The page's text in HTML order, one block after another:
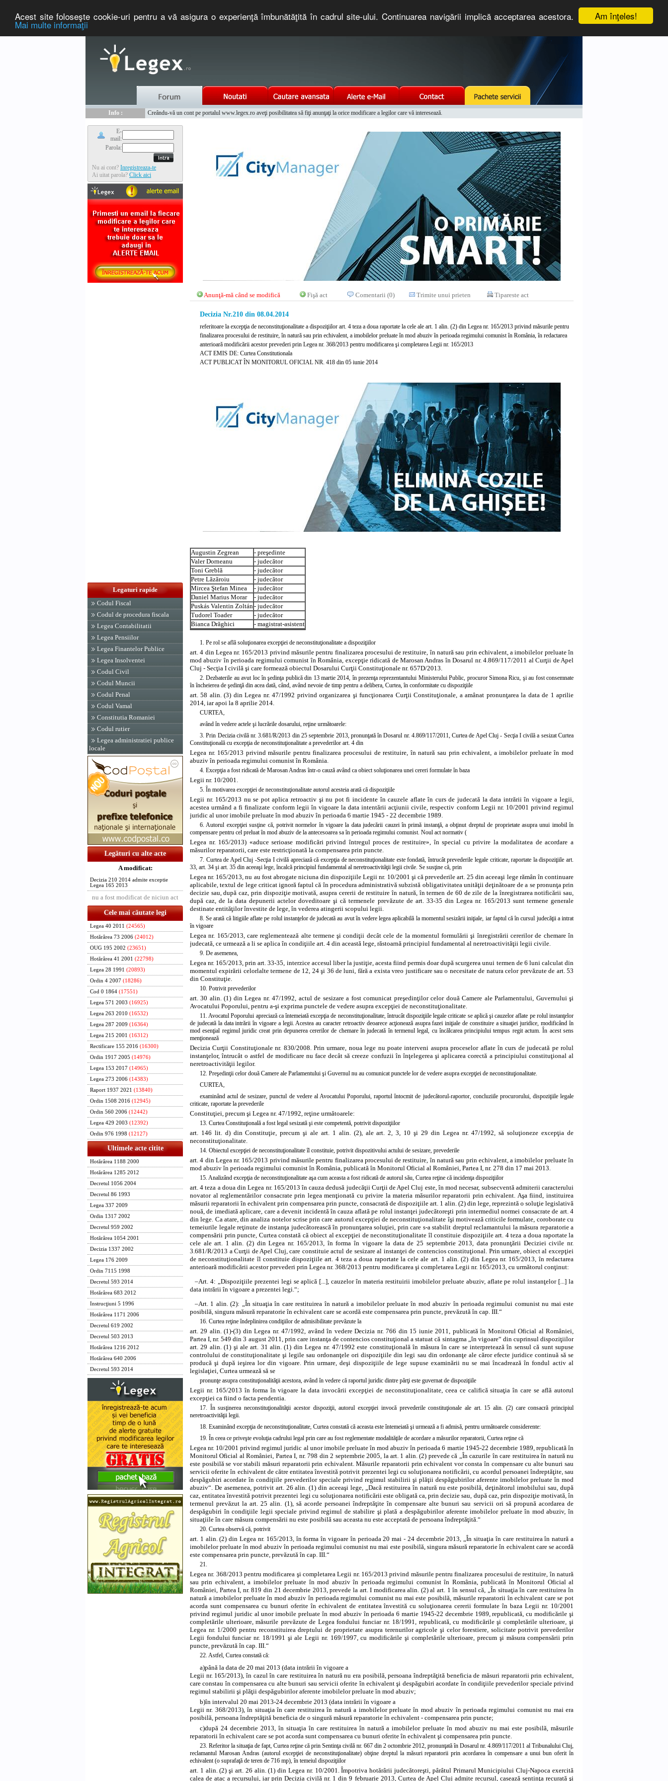
Am înţeles!
Acest site foloseşte cookie-uri pentru a vă asigura o experienţă îmbunătăţită în cadrul site-ului. Continuarea navigării implică acceptarea acestora.
Mai multe informaţii
Info :
Creându-vă un cont pe portalul www.legex.ro aveţi posibilitatea să fiţi anunţaţi la orice modificare a legilor care vă interesează.
E-
mail:
Parola:
Nu ai cont? Inregistreaza-te
Ai uitat parola? Click aici
Legaturi rapide
Codul Fiscal
Codul de procedura fiscala
Legea Contabilitatii
Legea Pensiilor
Legea Finantelor Publice
Legea Insolventei
Codul Civil
Codul Muncii
Codul Penal
Codul Vamal
Constitutia Romaniei
Codul rutier
Legea administratiei publice
locale
Legături cu alte acte
A modificat:
Decizia 210 2014 admite exceptie
Legea 165 2013
nu a fost modificat de niciun act
Cele mai căutate legi
Legea 40 2011 (24565)
Hotărârea 73 2006 (24012)
OUG 195 2002 (23651)
Hotărârea 41 2001 (22798)
Legea 28 1991 (20893)
Ordin 4 2007 (18286)
Cod 0 1864 (17551)
Legea 571 2003 (16925)
Legea 263 2010 (16532)
Legea 287 2009 (16364)
Legea 215 2001 (16312)
Rectificare 155 2016 (16300)
Ordin 1917 2005 (14976)
Legea 153 2017 (14965)
Legea 273 2006 (14383)
Raport 1937 2021 (13840)
Ordin 1508 2016 (12945)
Ordin 560 2006 (12442)
Legea 429 2003 (12392)
Ordin 976 1998 (12127)
Ultimele acte citite
Hotărârea 1188 2000
Hotărârea 1285 2012
Decretul 1056 2004
Decretul 86 1993
Legea 337 2009
Ordin 1317 2002
Decretul 959 2002
Hotărârea 1054 2001
Decizia 1337 2002
Legea 176 2009
Ordin 7115 1998
Decretul 593 2014
Hotărârea 683 2012
Instrucţiuni 5 1996
Hotărârea 1171 2006
Decretul 619 2002
Decretul 503 2013
Hotărârea 1216 2012
Hotărârea 640 2006
Decretul 593 2014
Anunţă-mă când se modifică Fişă act Comentarii (0) Trimite unui prieten Tipareste act
Decizia Nr.210 din 08.04.2014
referitoare la excepţia de neconstituţionalitate a dispoziţiilor art. 4 teza a doua raportate la cele ale art. 1 alin. (2) din Legea nr. 165/2013 privind măsurile pentru
finalizarea procesului de restituire, în natură sau prin echivalent, a imobilelor preluate în mod abuziv în perioada regimului comunist în România, în redactarea
anterioară modificării acestor prevederi prin Legea nr. 368/2013 pentru modificarea şi completarea Legii nr. 165/2013
ACT EMIS DE: Curtea Constitutionala
ACT PUBLICAT ÎN MONITORUL OFICIAL NR. 418 din 05 iunie 2014
Augustin Zegrean
- preşedinte
Valer Dorneanu
- judecător
Toni Greblă
- judecător
Petre Lăzăroiu
- judecător
Mircea Ştefan Minea
- judecător
Daniel Marius Morar
- judecător
Puskás Valentin Zoltán- judecător
Tudorel Toader
- judecător
Bianca Drăghici
- magistrat-asistent
1. Pe rol se află soluţionarea excepţiei de neconstituţionalitate a dispoziţiilor
art. 4 din Legea nr. 165/2013 privind măsurile pentru finalizarea procesului de restituire, în natură sau prin echivalent, a imobilelor preluate în
mod abuziv în perioada regimului comunist în România, excepţie ridicată de Marosan Andras în Dosarul nr. 4.869/117/2011 al Curţii de Apel
Cluj - Secţia I civilă şi care formează obiectul Dosarului Curţii Constituţionale nr. 657D/2013.
2. Dezbaterile au avut loc în şedinţa publică din 13 martie 2014, în prezenţa reprezentantului Ministerului Public, procuror Simona Ricu, şi au fost consemnate
în încheierea de şedinţă din acea dată, când, având nevoie de timp pentru a delibera, Curtea, în conformitate cu dispoziţiile
art. 58 alin. (3) din Legea nr. 47/1992 privind organizarea şi funcţionarea Curţii Constituţionale, a amânat pronunţarea la data de 1 aprilie
2014, iar apoi la 8 aprilie 2014.
CURTEA,
având în vedere actele şi lucrările dosarului, reţine următoarele:
3. Prin Decizia civilă nr. 3.681/R/2013 din 25 septembrie 2013, pronunţată în Dosarul nr. 4.869/117/2011, Curtea de Apel Cluj - Secţia I civilă a sesizat Curtea
Constituţională cu excepţia de neconstituţionalitate a prevederilor art. 4 din
Legea nr. 165/2013 privind măsurile pentru finalizarea procesului de restituire, în natură sau prin echivalent, a imobilelor preluate în mod
abuziv în perioada regimului comunist în România.
4. Excepţia a fost ridicată de Marosan Andras într-o cauză având ca obiect soluţionarea unei cereri formulate în baza
Legii nr. 10/2001.
5. În motivarea excepţiei de neconstituţionalitate autorul acesteia arată că dispoziţiile
Legii nr. 165/2013 nu se pot aplica retroactiv şi nu pot fi incidente în cauzele aflate în curs de judecată la data intrării în vigoare a legii,
acestea urmând a fi finalizate conform legii în vigoare la data intentării acţiunii civile, respectiv conform Legii nr. 10/2001 privind regimul
juridic al unor imobile preluate în mod abuziv în perioada 6 martie 1945 - 22 decembrie 1989.
6. Autorul excepţiei susţine că, potrivit normelor în vigoare la data judecării cauzei în primă instanţă, a obţinut dreptul de proprietate asupra unui imobil în
compensare pentru cel preluat în mod abuziv de la antecesoarea sa în perioada regimului comunist. Noul act normativ (
Legea nr. 165/2013) «aduce serioase modificări privind întregul proces de restituire», în special cu privire la modalitatea de acordare a
măsurilor reparatorii, care este restricţionată la compensarea prin puncte.
7. Curtea de Apel Cluj -Secţia I civilă apreciază că excepţia de neconstituţionalitate este fondată, întrucât prevederile legale criticate, raportate la dispoziţiile art.
33, art. 34 şi art. 35 din aceeaşi lege, încalcă principiul fundamental al neretroactivităţii legii civile. Se susţine că, prin
Legea nr. 165/2013, nu au fost abrogate niciuna din dispoziţiileLegii nr. 10/2001 şi că prevederile art. 25 din aceeaşi lege rămân în continuare
aplicabile, textul de lege criticat ignoră faptul că în procedura administrativă subzistă obligativitatea unităţii deţinătoare de a se pronunţa prin
decizie sau, după caz, prin dispoziţie motivată, asupra cererii de restituire în natură, în termen de 60 de zile de la înregistrarea notificării sau,
după caz, de la data depunerii actelor doveditoare şi că termenele prevăzute de art. 33-35 din Legea nr. 165/2013 sunt termene generale
destinate entităţilor învestite de lege, în vederea atingerii scopului legii.
8. Se arată că litigiile aflate pe rolul instanţelor de judecată au avut în vedere legea aplicabilă la momentul sesizării iniţiale, iar faptul că în cursul judecăţii a intrat
în vigoare
Legea nr. 165/2013, care reglementează alte termene şi condiţii decât cele de la momentul formulării şi înregistrării cererilor de chemare în
judecată, ce urmează a li se aplica în condiţiile art. 4 din această lege, răstoarnă principiul fundamental al neretroactivităţii legii civile.
9. De asemenea,
Legea nr. 165/2013, prin art. 33-35, interzice accesul liber la justiţie, acesta fiind permis doar după scurgerea unui termen de 6 luni calculat din
momentul expirării celorlalte termene de 12, 24 şi 36 de luni, fără a exista vreo justificare sau o necesitate de natura celor prevăzute de art. 53
din Constituţie.
10. Potrivit prevederilor
art. 30 alin. (1) din Legea nr. 47/1992, actul de sesizare a fost comunicat preşedinţilor celor două Camere ale Parlamentului, Guvernului şi
Avocatului Poporului, pentru a-şi exprima punctele de vedere asupra excepţiei de neconstituţionalitate.
11. Avocatul Poporului apreciază ca întemeiată excepţia de neconstituţionalitate, întrucât dispoziţiile legale criticate se aplică şi cauzelor aflate pe rolul instanţelor
de judecată la data intrării în vigoare a legii. Acestea au caracter retroactiv deoarece acţionează asupra fazei iniţiale de constituire a situaţiei juridice, modificând în
mod esenţial regimul juridic creat prin depunerea cererilor de chemare în judecată în termenul legal, cu încălcarea principiului tempus regit actum. În acest sens
menţionează
Decizia Curţii Constituţionale nr. 830/2008. Prin urmare, noua lege nu poate interveni asupra proceselor aflate în curs de judecată pe rolul
instanţelor, întrucât o astfel de modificare nu face decât să creeze confuzii în înţelegerea şi aplicarea corectă a principiului constituţional al
neretroactivităţii legilor.
12. Preşedinţii celor două Camere ale Parlamentului şi Guvernul nu au comunicat punctele lor de vedere asupra excepţiei de neconstituţionalitate.
CURTEA,
examinând actul de sesizare, punctul de vedere al Avocatului Poporului, raportul întocmit de judecătorul-raportor, concluziile procurorului, dispoziţiile legale
criticate, raportate la prevederile
Constituţiei, precum şi Legea nr. 47/1992, reţine următoarele:
13. Curtea Constituţională a fost legal sesizată şi este competentă, potrivit dispoziţiilor
art. 146 lit. d) din Constituţie, precum şi ale art. 1 alin. (2), ale art. 2, 3, 10 şi 29 din Legea nr. 47/1992, să soluţioneze excepţia de
neconstituţionalitate.
14. Obiectul excepţiei de neconstituţionalitate îl constituie, potrivit dispozitivului actului de sesizare, prevederile
art. 4 din Legea nr. 165/2013 privind măsurile pentru finalizarea procesului de restituire, în natură sau prin echivalent, a imobilelor preluate în
mod abuziv în perioada regimului comunist în România, publicată în Monitorul Oficial al României, Partea I, nr. 278 din 17 mai 2013.
15. Analizând excepţia de neconstituţionalitate aşa cum aceasta a fost ridicată de autorul său, Curtea reţine că incidenţa dispoziţiilor
art. 4 teza a doua din Legea nr. 165/2013 în cauza dedusă judecăţii Curţii de Apel Cluj este, în mod necesar, subsecventă admiterii caracterului
novator al reglementărilor consacrate prin legea menţionată cu privire la materia măsurilor reparatorii prin echivalent. Aşa fiind, instituirea
măsurii reparatorii în echivalent prin compensarea prin puncte, consacrată de dispoziţiile art. 1 alin. (2) din lege, reprezintă o soluţie legislativă
nouă, de imediată aplicare, care a devenit incidentă în cauza aflată pe rolul instanţei judecătoreşti prin intermediul normei consacrate de art. 4
din lege. Ca atare, din analiza notelor scrise prin care autorul excepţiei de neconstituţionalitate îşi motivează criticile formulate, coroborate cu
temeiurile legale reţinute de instanţa judecătorească în pronunţarea soluţiei, prin care s-a stabilit dreptul reclamantului la măsura reparatorie a
compensării prin puncte, Curtea constată că obiect al excepţiei de neconstituţionalitate îl constituie dispoziţiile art. 4 teza a doua raportate la
cele aleart. 1 alin. (2) din Legea nr. 165/2013, în forma în vigoare la data de 25 septembrie 2013, data pronunţării Deciziei civile nr.
3.681/R/2013 a Curţii de Apel Cluj, care constituie actul de sesizare al instanţei de contencios constituţional. Prin urmare, obiect al excepţiei
de neconstituţionalitate îl constituie dispoziţiile art. 4 teza a doua raportate la cele ale art. 1 alin. (2) din Legea nr. 165/2013, în redactarea
anterioară modificării acestor prevederi prin Legea nr. 368/2013 pentru modificarea şi completarea Legii nr. 165/2013, cu următorul conţinut:
–Art. 4: „Dispoziţiile prezentei legi se aplică [...], cauzelor în materia restituirii imobilelor preluate abuziv, aflate pe rolul instanţelor [...] la
data intrării în vigoare a prezentei legi.“;
–Art. 1 alin. (2): „În situaţia în care restituirea în natură a imobilelor preluate în mod abuziv în perioada regimului comunist nu mai este
posibilă, singura măsură reparatorie în echivalent care se acordă este compensarea prin puncte, prevăzută în cap. III.“
16. Curtea reţine îndeplinirea condiţiilor de admisibilitate prevăzute la
art. 29 alin. (1)-(3) din Legea nr. 47/1992, având în vedereDecizia nr. 766 din 15 iunie 2011, publicată în Monitorul Oficial al României,
Partea I, nr. 549 din 3 august 2011, prin care instanţa de contencios constituţional a statuat că sintagma „în vigoare“ din cuprinsul dispoziţiilor
art. 29 alin. (1) şi ale art. 31 alin. (1) din Legea nr. 47/1992 este constituţională în măsura în care se interpretează în sensul că sunt supuse
controlului de constituţionalitate şi legile sau ordonanţele ori dispoziţiile din legi sau din ordonanţe ale căror efecte juridice continuă să se
producă şi după ieşirea lor din vigoare. Prin urmare, deşi dispoziţiile de lege supuse examinării nu se mai încadrează în fondul activ al
legislaţiei, Curtea urmează să se
pronunţe asupra constituţionalităţii acestora, având în vedere că raportul juridic dintre părţi este guvernat de dispoziţiile
Legii nr. 165/2013 în forma în vigoare la data invocării excepţiei de neconstituţionalitate, ceea ce califică situaţia în care se află autorul
excepţiei ca fiind o facta pendentia.
17. În susţinerea neconstituţionalităţii acestor dispoziţii, autorul excepţiei invocă prevederile constituţionale ale art. 15 alin. (2) care consacră principiul
neretroactivităţii legii.
18. Examinând excepţia de neconstituţionalitate, Curtea constată că aceasta este întemeiată şi urmează a fi admisă, pentru următoarele considerente:
19. În ceea ce priveşte evoluţia cadrului legal prin care au fost reglementate modalităţile de acordare a măsurilor reparatorii, Curtea reţine că
Legea nr. 10/2001 privind regimul juridic al unor imobile preluate în mod abuziv în perioada 6 martie 1945-22 decembrie 1989, republicată în
Monitorul Oficial al României, Partea I, nr. 798 din 2 septembrie 2005, la art. 1 alin. (2) prevede că „În cazurile în care restituirea în natură nu
este posibilă se vor stabili măsuri reparatorii prin echivalent. Măsurile reparatorii prin echivalent vor consta în compensare cu alte bunuri sau
servicii oferite în echivalent de către entitatea învestită potrivit prezentei legi cu soluţionarea notificării, cu acordul persoanei îndreptăţite, sau
despăgubiri acordate în condiţiile prevederilor speciale privind regimul stabilirii şi plăţii despăgubirilor aferente imobilelor preluate în mod
abuziv“. De asemenea, potrivit art. 26 alin. (1) din aceeaşi lege, „Dacă restituirea în natură nu este posibilă, deţinătorul imobilului sau, după
caz, entitatea învestită potrivit prezentei legi cu soluţionarea notificării este obligată ca, prin decizie sau, după caz, prin dispoziţie motivată, în
termenul prevăzut la art. 25 alin. (1), să acorde persoanei îndreptăţite în compensare alte bunuri sau servicii ori să propună acordarea de
despăgubiri în condiţiile legii speciale privind regimul de stabilire şi plată a despăgubirilor aferente imobilelor preluate în mod abuziv, în
situaţiile în care măsura compensării nu este posibilă sau aceasta nu este acceptată de persoana îndreptăţită.“
20. Curtea observă că, potrivit
art. 1 alin. (2) din Legea nr. 165/2013, în forma în vigoare în perioada 20 mai - 24 decembrie 2013, „În situaţia în care restituirea în natură a
imobilelor preluate în mod abuziv în perioada regimului comunist nu mai este posibilă, singura măsură reparatorie în echivalent care se acordă
este compensarea prin puncte, prevăzută în cap. III.“
21.
Legea nr. 368/2013 pentru modificarea şi completareaLegii nr. 165/2013 privind măsurile pentru finalizarea procesului de restituire, în natură
sau prin echivalent, a imobilelor preluate în mod abuziv în perioada regimului comunist în România, publicată în Monitorul Oficial al
României, Partea I, nr. 819 din 21 decembrie 2013, prevede la art. I modificarea alin. (2) al art. 1 în sensul că, „În situaţia în care restituirea în
natură a imobilelor preluate în mod abuziv în perioada regimului comunist nu mai este posibilă, măsurile reparatorii în echivalent care se pot
acorda sunt compensarea cu bunuri oferite în echivalent de entitatea învestită cu soluţionarea cererii formulate în bazaLegii nr. 10/2001
privind regimul juridic al unor imobile preluate în mod abuziv în perioada 6 martie 1945-22 decembrie 1989, republicată, cu modificările şi
completările ulterioare, măsurile prevăzute de Legea fondului funciar nr. 18/1991, republicată, cu modificările şi completările ulterioare, şi
Legea nr. 1/2000 pentru reconstituirea dreptului de proprietate asupra terenurilor agricole şi celor forestiere, solicitate potrivit prevederilor
Legii fondului funciar nr. 18/1991 şi aleLegii nr. 169/1997, cu modificările şi completările ulterioare, precum şi măsura compensării prin
puncte, prevăzută în cap. III.“
22. Astfel, Curtea constată că:
a)până la data de 20 mai 2013 (data intrării în vigoare a
Legii nr. 165/2013), în cazul în care restituirea în natură nu era posibilă, persoana îndreptăţită beneficia de măsuri reparatorii prin echivalent,
care constau în compensarea cu alte bunuri sau servicii oferite în echivalent şi despăgubiri acordate în condiţiile prevederilor speciale privind
regimul stabilirii şi plăţii despăgubirilor aferente imobilelor preluate în mod abuziv;
b)în intervalul 20 mai 2013-24 decembrie 2013 (data intrării în vigoare a
Legii nr. 368/2013), în situaţia în care restituirea în natură a imobilelor preluate în mod abuziv în perioada regimului comunist nu mai era
posibilă, persoana îndreptăţită beneficia de o singură măsură reparatorie în echivalent - compensarea prin puncte;
c)după 24 decembrie 2013, în situaţia în care restituirea în natură a imobilelor preluate în mod abuziv nu mai este posibilă, măsurile
reparatorii în echivalent care se pot acorda sunt compensarea cu bunuri oferite în echivalent şi compensarea prin puncte.
23. Referitor la situaţia de fapt, Curtea reţine că prin Sentinţa civilă nr. 667 din 2 octombrie 2012, pronunţată în Dosarul nr. 4.869/117/2011 al Tribunalului Cluj,
reclamantul Marosan Andras (autorul excepţiei de neconstituţionalitate) obţine dreptul la măsuri reparatorii prin acordarea în compensare a unui bun oferit în
echivalent (o suprafaţă de teren de 716 mp), în temeiul dispoziţiilor
art. 1 alin. (2) şi art. 26 alin. (1) din Legea nr. 10/2001. Împotriva hotărârii judecătoreşti, pârâtul Primarul Municipiului Cluj-Napoca exercită
calea de atac a recursului, iar prin Decizia civilă nr. 1 din 9 februarie 2013, Curtea de Apel Cluj admite recursul, casează sentinţa recurată şi